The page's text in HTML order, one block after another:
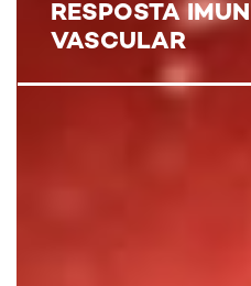
RESPOSTA
VASCULAR